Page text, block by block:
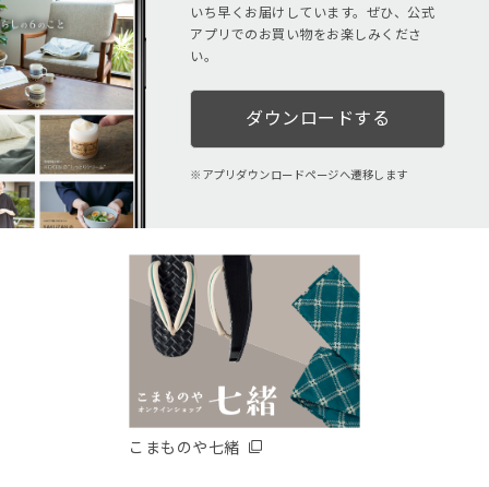
いち早くお届けしています。ぜひ、公式
アプリでのお買い物をお楽しみくださ
い。
ダウンロードする
アプリダウンロードページへ遷移します
こまものや七緒